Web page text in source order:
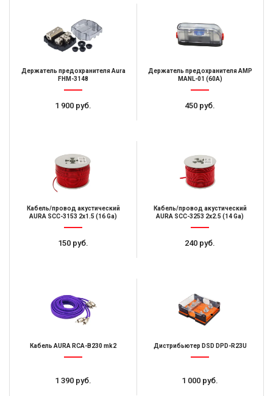
Держатель предохранителя Aura
FHM-3148
1 900 руб.
Держатель предохранителя AMP
MANL-01 (60A)
450 руб.
Кабель/провод акустический
AURA SCС-3153 2x1.5 (16 Ga)
150 руб.
Кабель/провод акустический
AURA SCС-3253 2x2.5 (14 Ga)
240 руб.
Кабель AURA RCA-B230 mk2
1 390 руб.
Дистрибьютер DSD DPD-R23U
1 000 руб.